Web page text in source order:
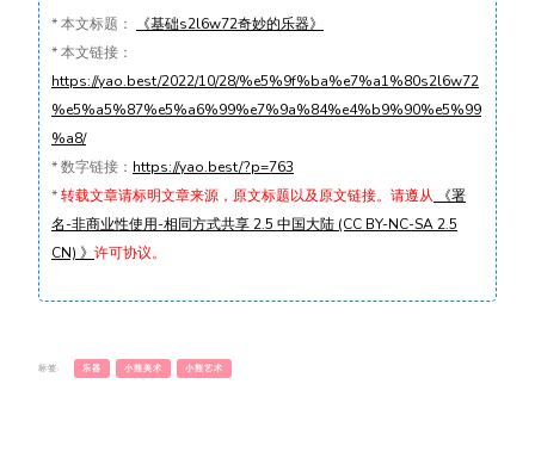
*本文标题：
《基础s2l6w72奇妙的乐器》
*本文链接：
https://yao.best/2022/10/28/%e5%9f%ba%e7%a1%80s2l6w72
%e5%a5%87%e5%a6%99%e7%9a%84%e4%b9%90%e5%99
%a8/
*数字链接： https://yao.best/?p=763
*转载文章请标明文章来源，原文标题以及原文链接。请遵从 《署
名-非商业性使用-相同方式共享 2.5 中国大陆 (CC BY-NC-SA 2.5
CN) 》 许可协议。
标签: 乐器 小熊美术 小熊艺术